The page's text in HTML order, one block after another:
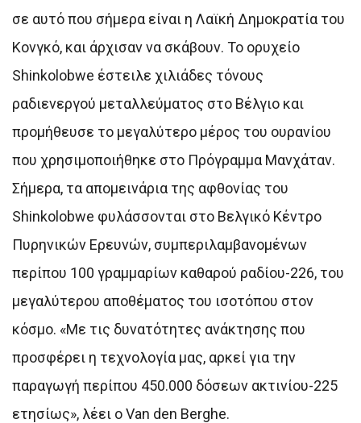
σε αυτό που σήμερα είναι η Λαϊκή Δημοκρατία του
Κονγκό, και άρχισαν να σκάβουν. Το ορυχείο
Shinkolobwe έστειλε χιλιάδες τόνους
ραδιενεργού μεταλλεύματος στο Βέλγιο και
προμήθευσε το μεγαλύτερο μέρος του ουρανίου
που χρησιμοποιήθηκε στο Πρόγραμμα Μανχάταν.
Σήμερα, τα απομεινάρια της αφθονίας του
Shinkolobwe φυλάσσονται στο Βελγικό Κέντρο
Πυρηνικών Ερευνών, συμπεριλαμβανομένων
περίπου 100 γραμμαρίων καθαρού ραδίου-226, του
μεγαλύτερου αποθέματος του ισοτόπου στον
κόσμο. «Με τις δυνατότητες ανάκτησης που
προσφέρει η τεχνολογία μας, αρκεί για την
παραγωγή περίπου 450.000 δόσεων ακτινίου-225
ετησίως», λέει ο Van den Berghe.